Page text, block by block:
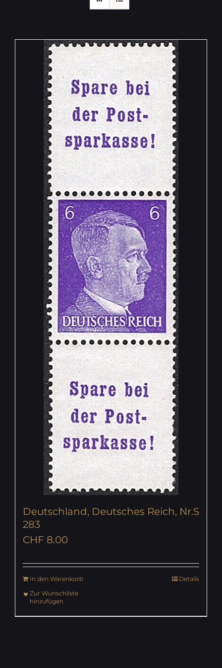
Deutschland, Deutsches Reich, Nr.S
283
CHF 8.00
In den Warenkorb
Details
Zur Wunschliste
hinzufügen